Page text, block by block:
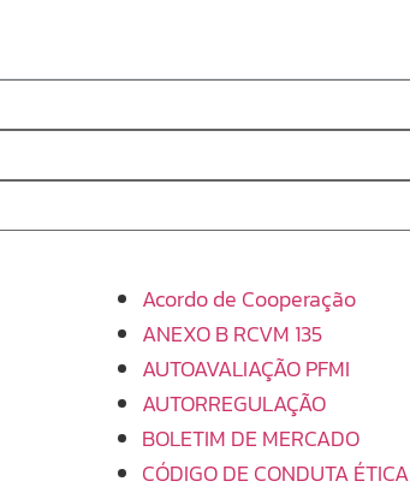
Acordo de Cooperação
ANEXO B RCVM 135
AUTOAVALIAÇÃO PFMI
AUTORREGULAÇÃO
BOLETIM DE MERCADO
CÓDIGO DE CONDUTA ÉTICA